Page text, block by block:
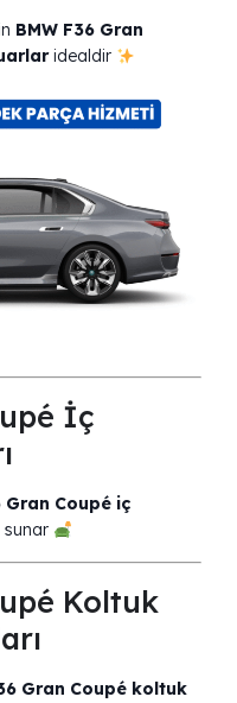
BMW F36 Gran
idealdir
İç
Gran Coupé iç
sunar
Koltuk
Gran Coupé koltuk